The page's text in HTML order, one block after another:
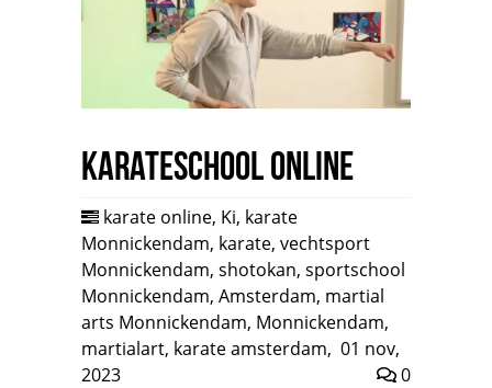
karateschool online
karate online, Ki, karate
Monnickendam, karate, vechtsport
Monnickendam, shotokan, sportschool
Monnickendam, Amsterdam, martial
arts Monnickendam, Monnickendam,
martialart, karate amsterdam, 01 nov,
2023
0